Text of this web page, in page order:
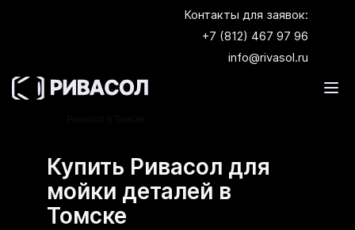
Контакты для заявок:
+7 (812) 467 97 96
info@rivasol.ru
Купить Ривасол для
мойки деталей в
Томске